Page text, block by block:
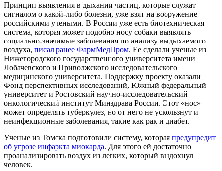
Принцип выявления в дыхании частиц, которые служат
сигналом о какой-либо болезни, уже взят на вооружение
российскими учеными. В России уже есть биотехническая
система, которая может подобно носу собаки выявлять
социально-значимые заболевания по анализу выдыхаемого
воздуха, писал ранее ФармМедПром. Ее сделали ученые из
Нижегородского государственного университета имени
Лобачевского и Приволжского исследовательского
медицинского университета. Поддержку проекту оказали
Фонд перспективных исследований, Южный федеральный
университет и Ростовский научно-исследовательский
онкологический институт Минздрава России. Этот «нос»
может определять туберкулез, но от него не ускользнут и
неинфекционные заболевания, такие как рак и диабет.
Ученые из Томска подготовили систему, которая предупредит
об угрозе инфаркта миокарда. Для этого ей достаточно
проанализировать воздух из легких, который выдохнул
человек.